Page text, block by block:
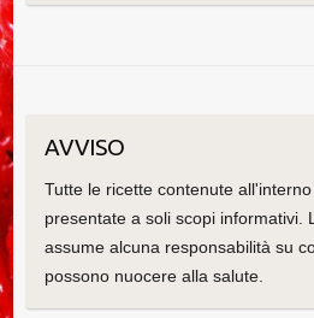
AVVISO
Tutte le ricette contenute
presentate a soli scopi informativi.
assume alcuna responsabilità su
possono nuocere alla salute.